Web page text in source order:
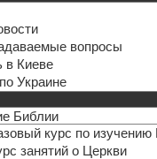
вопросы
в Киеве
Украине
Библии
курс по изучению
занятий о Церкви